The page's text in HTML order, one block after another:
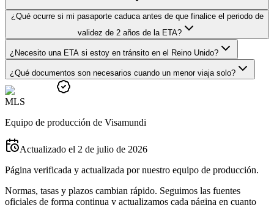
¿Qué ocurre si mi pasaporte caduca antes de que finalice el periodo de
validez de 2 años de la ETA?
¿Necesito una ETA si estoy en tránsito en el Reino Unido?
¿Qué documentos son necesarios cuando un menor viaja solo?
MLS
Equipo de producción de Visamundi
Actualizado el 2 de julio de 2026
Página verificada y actualizada por nuestro equipo de producción.
Normas, tasas y plazos cambian rápido. Seguimos las fuentes
oficiales de forma continua y actualizamos cada página en cuanto